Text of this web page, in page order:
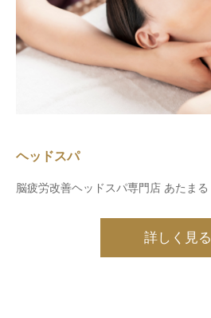
ヘッドスパ
脳疲労改善ヘッドスパ専門店 あたまる
詳しく見る